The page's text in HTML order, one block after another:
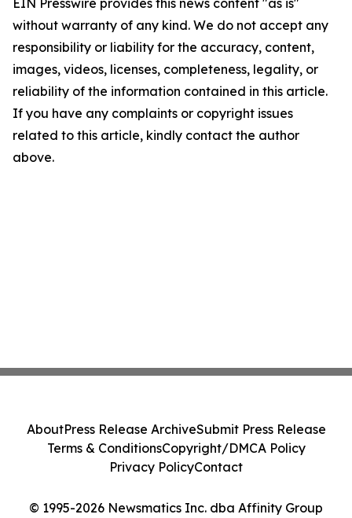
EIN Presswire provides this news content "as is"
without warranty of any kind. We do not accept any
responsibility or liability for the accuracy, content,
images, videos, licenses, completeness, legality, or
reliability of the information contained in this article.
If you have any complaints or copyright issues
related to this article, kindly contact the author
above.
© 1995-2026 Newsmatics Inc. dba Affinity Group
AboutPress Release ArchiveSubmit Press Release
Terms & ConditionsCopyright/DMCA Policy
Privacy PolicyContact